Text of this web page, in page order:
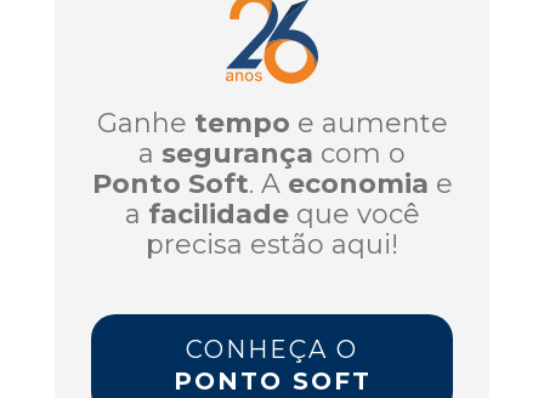
Ganhe tempo e aumente
a segurança com o
Ponto Soft. A economia e
a facilidadeque você
precisa estão aqui!
CONHEÇA O
PONTO SOFT